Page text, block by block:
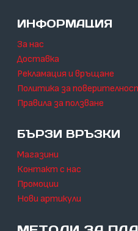
ИНФОРМАЦИЯ
За нас
Доставка
Рекламация и връщане
Политика за
Правила за ползване
БЪРЗИ ВРЪЗКИ
Магазини
Контакт с нас
Промоции
Нови артикули